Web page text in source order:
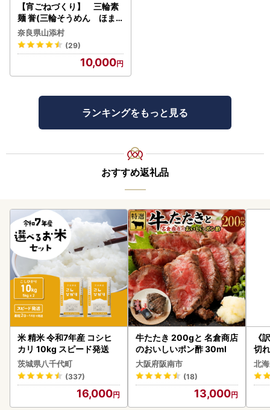
【宵ごねづくり】 三輪素
麺 誉(三輪そうめん ほま
れ) 2kg(50g×40束)
奈良県山添村
(29)
10,000
ランキングをもっと見る
おすすめ返礼品
米 精米 令和7年産 コシヒ
カリ 10kg スピード発送
茨城県八千代町
(337)
16,000
牛たたき 200gと 名倉商店
のおいしいポン酢 30ml
大阪府阪南市
(18)
13,000
《
切
0g
北